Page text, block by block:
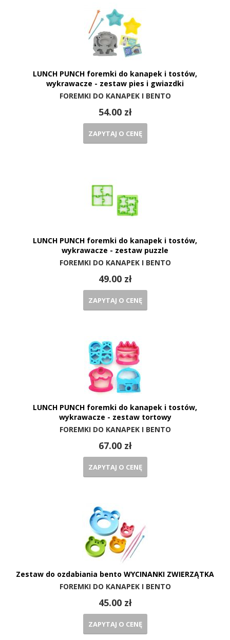
LUNCH PUNCH foremki do kanapek i tostów,
wykrawacze - zestaw pies i gwiazdki
FOREMKI DO KANAPEK I BENTO
54.00 zł
ZAPYTAJ O CENĘ
LUNCH PUNCH foremki do kanapek i tostów,
wykrawacze - zestaw puzzle
FOREMKI DO KANAPEK I BENTO
49.00 zł
ZAPYTAJ O CENĘ
LUNCH PUNCH foremki do kanapek i tostów,
wykrawacze - zestaw tortowy
FOREMKI DO KANAPEK I BENTO
67.00 zł
ZAPYTAJ O CENĘ
Zestaw do ozdabiania bento WYCINANKI ZWIERZĄTKA
FOREMKI DO KANAPEK I BENTO
45.00 zł
ZAPYTAJ O CENĘ